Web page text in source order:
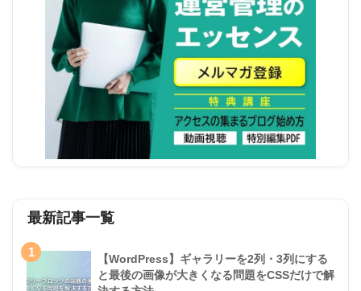
最新記事一覧
1
【WordPress】ギャラリーを2列・3列にする
と最後の画像が大きくなる問題をCSSだけで解